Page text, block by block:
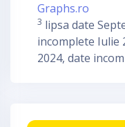
Graphs.ro
3 lipsa date
incomplete Iulie
2024, date